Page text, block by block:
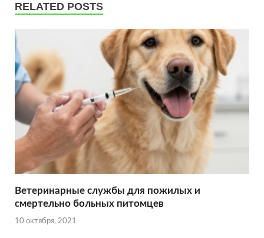
RELATED POSTS
Ветеринарные службы для пожилых и
смертельно больных питомцев
10 октября, 2021